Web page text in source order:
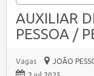
AUXILIAR
PESSOA /
Vagas
JOÃO